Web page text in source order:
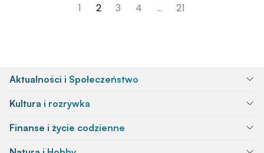
1 2 3 4 … 21
Aktualności i Społeczeństwo
Kultura i rozrywka
Finanse i życie codzienne